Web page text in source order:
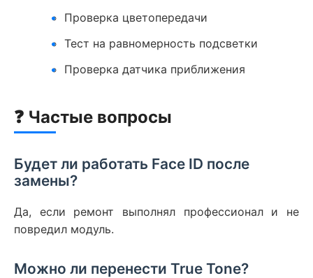
Проверка цветопередачи
Тест на равномерность подсветки
Проверка датчика приближения
❓ Частые вопросы
Будет ли работать Face ID после
замены?
Да, если ремонт выполнял профессионал и не
повредил модуль.
Можно ли перенести True Tone?